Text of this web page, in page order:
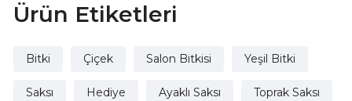
Ürün Etiketleri
Bitki Çiçek Salon Bitkisi Yeşil Bitki
Saksı Hediye Ayaklı Saksı Toprak Saksı